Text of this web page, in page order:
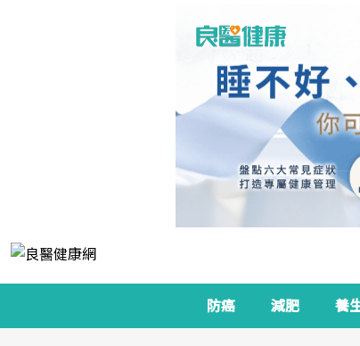
防癌 減肥 養